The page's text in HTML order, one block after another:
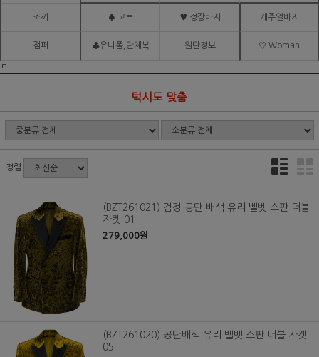
조끼 ♠ 코트 ♥ 정장바지 캐주얼바지
점퍼 ♣유니폼,단체복 원단정보 ♡ Woman
ㅌ
턱시도 맞춤
정렬
(BZT261021) 검정 공단 배색 유리 벨벳 스판 더블
자켓 01
279,000원
(BZT261020) 공단배색 유리 벨벳 스판 더블 자켓
05